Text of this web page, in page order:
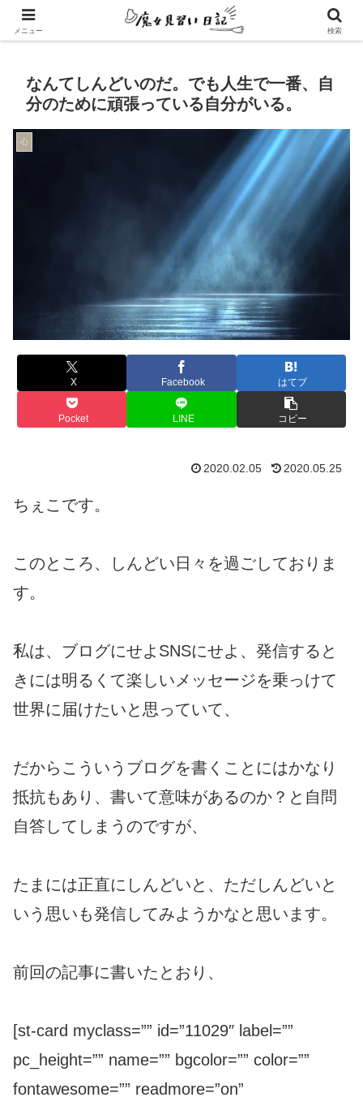
エンパスさんのための心地よい暮らし方
なんてしんどいのだ。でも人生で一番、自
分のために頑張っている自分がいる。
心
X Facebook はてブ
Pocket LINE コピー
2020.02.05 2020.05.25
ちぇこです。
このところ、しんどい日々を過ごしておりま
す。
私は、ブログにせよSNSにせよ、発信すると
きには明るくて楽しいメッセージを乗っけて
世界に届けたいと思っていて、
だからこういうブログを書くことにはかなり
抵抗もあり、書いて意味があるのか？と自問
自答してしまうのですが、
たまには正直にしんどいと、ただしんどいと
いう思いも発信してみようかなと思います。
前回の記事に書いたとおり、
[st-card myclass=”” id=”11029″ label=””
pc_height=”” name=”” bgcolor=”” color=””
fontawesome=”” readmore=”on”
メニュー 検索